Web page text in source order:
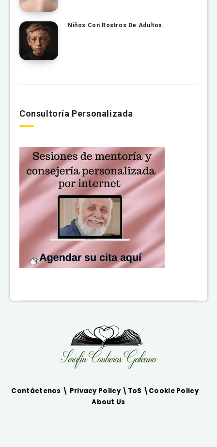
Niños Con Rostros De Adultos.
Consultoría Personalizada
Contàctenos \ Privacy Policy \ ToS \ Cookie Policy\
About Us